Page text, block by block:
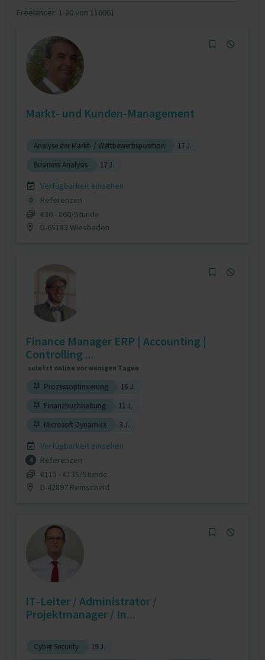
Freelancer: 1-20 von 116061
Markt- und Kunden-Management
Analyse der Markt- / Wettbewerbsposition
17 J.
Business Analysis
17 J.
Verfügbarkeit einsehen
0
Referenzen
€30 - €60/Stunde
D-65183 Wiesbaden
Finance Manager ERP | Accounting |
Controlling ...
zuletzt online vor wenigen Tagen
Prozessoptimierung
16 J.
Finanzbuchhaltung
11 J.
Microsoft Dynamics
3 J.
Verfügbarkeit einsehen
4
Referenzen
€115 - €135/Stunde
D-42897 Remscheid
IT-Leiter / Administrator /
Projektmanager / In...
Cyber Security
19 J.